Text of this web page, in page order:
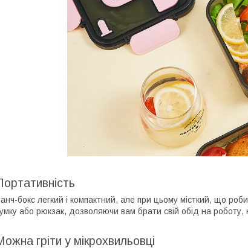
бокс легкий і компактний, але при цьому місткий, що
або рюкзак, дозволяючи вам брати свій обід на
гріти у мікрохвильовці